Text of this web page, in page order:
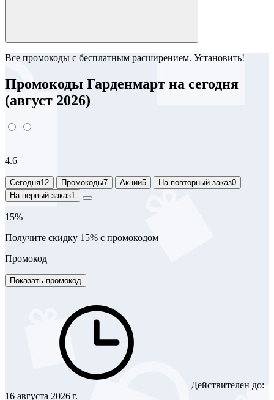
Все промокоды с бесплатным расширением. Установить!
Промокоды Гарденмарт на сегодня
(август 2026)
4.6
Сегодня12 Промокоды7 Акции5 На повторный заказ0
На первый заказ1
15%
Получите скидку 15% с промокодом
Промокод
Показать промокод
Действителен до:
16 августа 2026 г.